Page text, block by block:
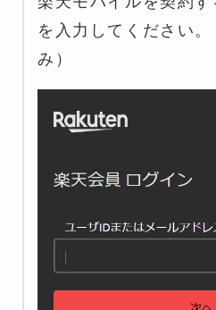
を入力してください
み）